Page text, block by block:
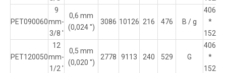
PET090060
9
mm-
3/8 '
0,6 mm
(0,024 '')
3086 10126 216 476 B / g
406
*
152
PET120050
12
mm-
1/2 '
0,5 mm
(0,020 '')
2778 9113 240 529 G
406
*
152